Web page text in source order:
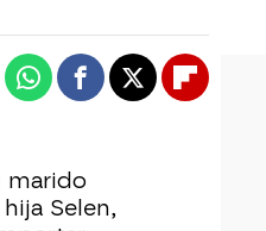
WhatsappFacebook
X
marido
Selen,